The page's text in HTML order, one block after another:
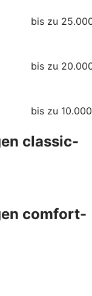
bis zu
bis zu
bis zu
classic-
comfort-